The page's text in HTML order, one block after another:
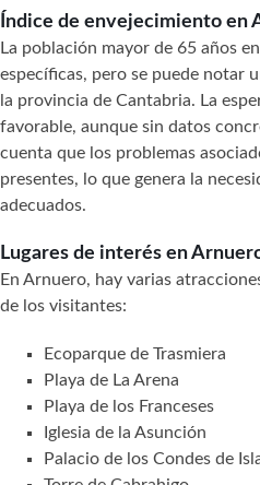
Índice de envejecimiento en
La población mayor de 65 años
específicas, pero se puede notar
la provincia de Cantabria. La
favorable, aunque sin datos
cuenta que los problemas
presentes, lo que genera la
adecuados.
Lugares de interés en
En Arnuero, hay varias
de los visitantes:
Ecoparque de Trasmiera
Playa de La Arena
Playa de los Franceses
Iglesia de la Asunción
Palacio de los Condes de